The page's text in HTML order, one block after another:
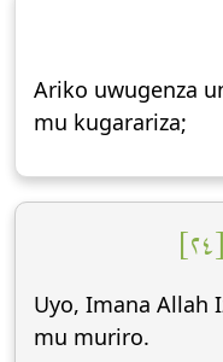
Ariko uwugenza
mu kugarariza;
Uyo, Imana Allah
mu muriro.